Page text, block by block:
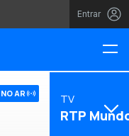
Entrar
NO AR TV
RTP